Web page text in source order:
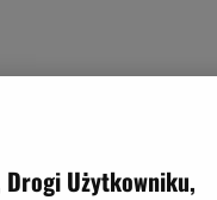
Użytkowniku,